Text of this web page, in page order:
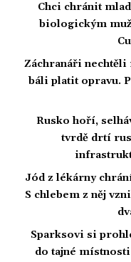
Chci chránit
biologickým
Záchranáři
báli platit opravu.
Rusko hoří,
tvrdě drtí
Jód z lékárny
S chlebem z něj
Sparksovi si
do tajné